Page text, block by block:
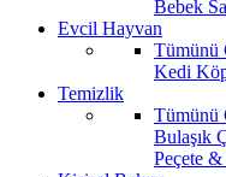
Bebek
Evcil Hayvan
Tümünü
Kedi
Temizlik
Tümünü
Bulaşık
Peçete